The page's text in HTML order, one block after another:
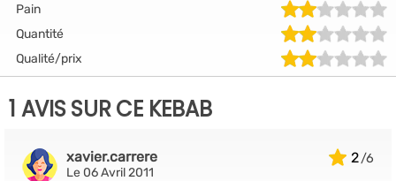
Pain
Quantité
Qualité/prix
1 AVIS SUR CE KEBAB
2
xavier.carrere
Le 06 Avril 2011